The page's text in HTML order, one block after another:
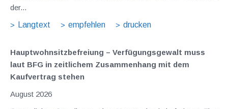
der...
Langtext
empfehlen drucken
Hauptwohnsitz​­befreiung – Verfügungsgewalt muss
laut BFG in zeitlichem Zusammenhang mit dem
Kaufvertrag stehen
August 2026